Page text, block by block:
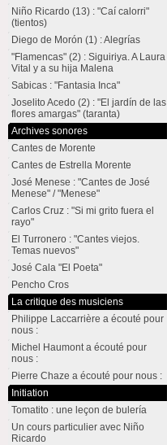
Niño Ricardo (13) : "Caí calorri"
(tientos)
Diego de Morón (1) : Alegrías
"Flamencas" (2) : Siguiriya. A Laura
Vital y a su hija Malena
Sabicas : "Fantasia Inca"
Joselito Acedo (2) : "El jardín de las
flores amargas" (taranta)
Archives sonores
Cantes de Morente
Cantes de Estrella Morente
José Menese : "Cantes de José
Menese" / "Menese"
Carlos Cruz : "Si mi grito fuera el
rayo"
El Turronero : "Cantes viejos.
Temas nuevos"
José Cala "El Poeta"
Pencho Cros
La critique des musiciens
Philippe Laccarrière a écouté pour
nous :
Michel Haumont a écouté pour
nous :
Pierre Chaze a écouté pour nous :
Initiation
Tomatito : une leçon de bulería
Un cours particulier avec Niño
Ricardo